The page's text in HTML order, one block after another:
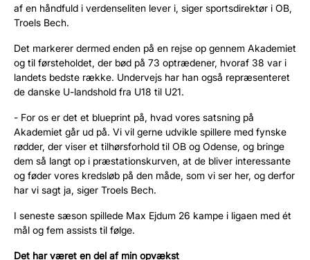
af en håndfuld i verdenseliten lever i, siger sportsdirektør i OB,
Troels Bech.
Det markerer dermed enden på en rejse op gennem Akademiet
og til førsteholdet, der bød på 73 optrædener, hvoraf 38 var i
landets bedste række. Undervejs har han også repræsenteret
de danske U-landshold fra U18 til U21.
- For os er det et blueprint på, hvad vores satsning på
Akademiet går ud på. Vi vil gerne udvikle spillere med fynske
rødder, der viser et tilhørsforhold til OB og Odense, og bringe
dem så langt op i præstationskurven, at de bliver interessante
og føder vores kredsløb på den måde, som vi ser her, og derfor
har vi sagt ja, siger Troels Bech.
I seneste sæson spillede Max Ejdum 26 kampe i ligaen med ét
mål og fem assists til følge.
Det har været en del af min opvækst